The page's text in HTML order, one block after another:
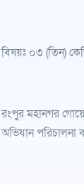
বিষয়ঃ ০৩ (তিন)
রংপুর মহানগর
অভিযান